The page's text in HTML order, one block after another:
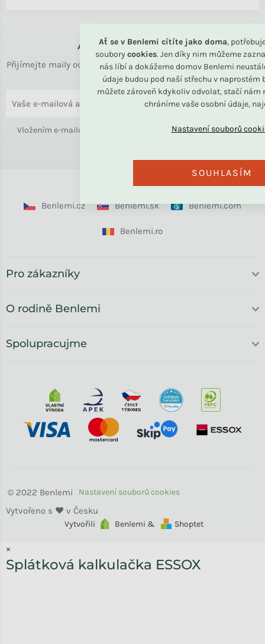
Ať se v Benlemi cítíte jako doma,
soubory cookies. Jen díky nim můžeme
nás líbí a dokážeme domov Benlemi
údaje budou pod naší střechu v naprostém
můžete zároveň kdykoliv odvolat, stačí nám
chráníme vaše osobní údaje,
SOUHLASÍM
Až k vám domů
Přijímejte maily od rodiny BENLEMI. Zasíláme jen užitečné info
o bydlení i slevách.
ODESLAT
Vložením e-mailu souhlasíte s
podmínkami ochrany osobních
Benlemi.cz Benlemi.sk Benlemi.com
Benlemi.ro
Pro zákazníky
O rodině Benlemi
Spolupracujme
Vytvořili Benlemi & Shoptet
Benlemi
×
Splátková kalkulačka ESSOX